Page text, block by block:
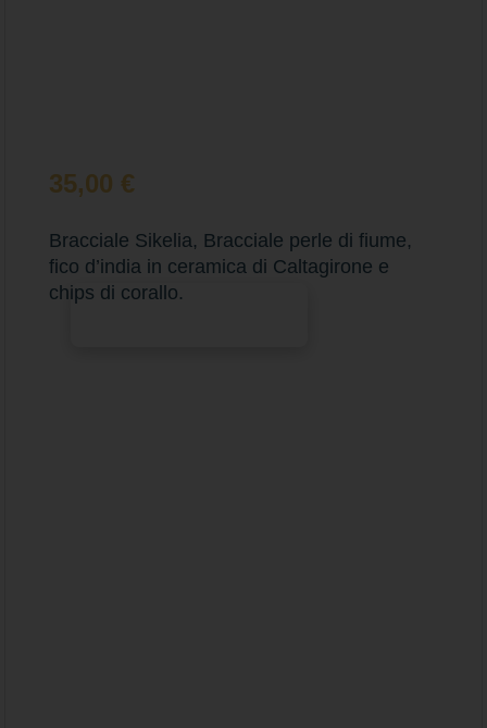
35,00 €
Bracciale Sikelia, Bracciale perle di fiume,
fico d’india in ceramica di Caltagirone e
chips di corallo.